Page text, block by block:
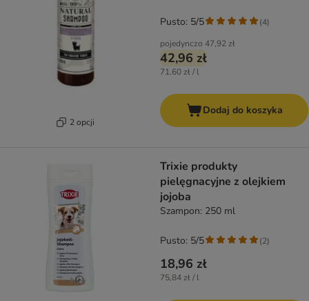
2 opcji
pojedynczo 47,92 zł
42,96 zł
71,60 zł / l
Pusto: 5/5 (4)
Dodaj do koszyka
Trixie produkty
pielęgnacyjne z olejkiem
jojoba
Szampon: 250 ml
18,96 zł
75,84 zł / l
Pusto: 5/5 (2)